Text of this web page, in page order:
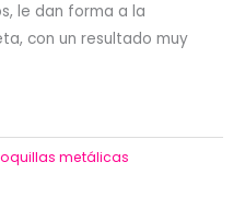
le dan forma a la
con un resultado muy
metálicas